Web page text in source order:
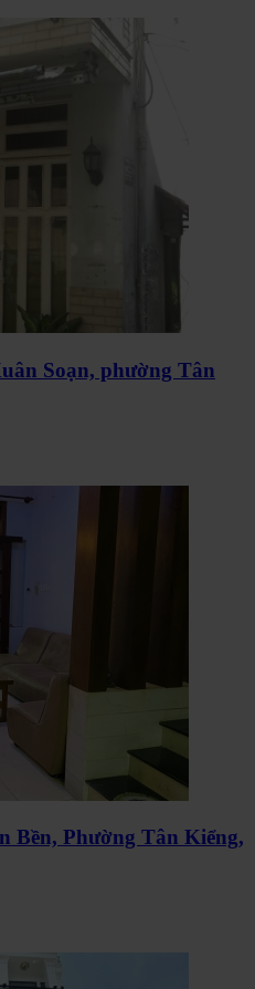
Soạn, phường Tân
Bền, Phường Tân Kiểng,